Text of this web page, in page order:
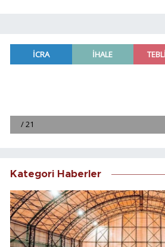
Kategori Haberler